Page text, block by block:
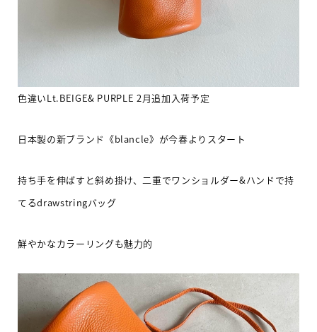
色違いLt.BEIGE& PURPLE 2月追加入荷予定
日本製の新ブランド《blancle》が今春よりスタート
持ち手を伸ばすと斜め掛け、二重でワンショルダー&ハンドで持
てるdrawstringバッグ
鮮やかなカラーリングも魅力的